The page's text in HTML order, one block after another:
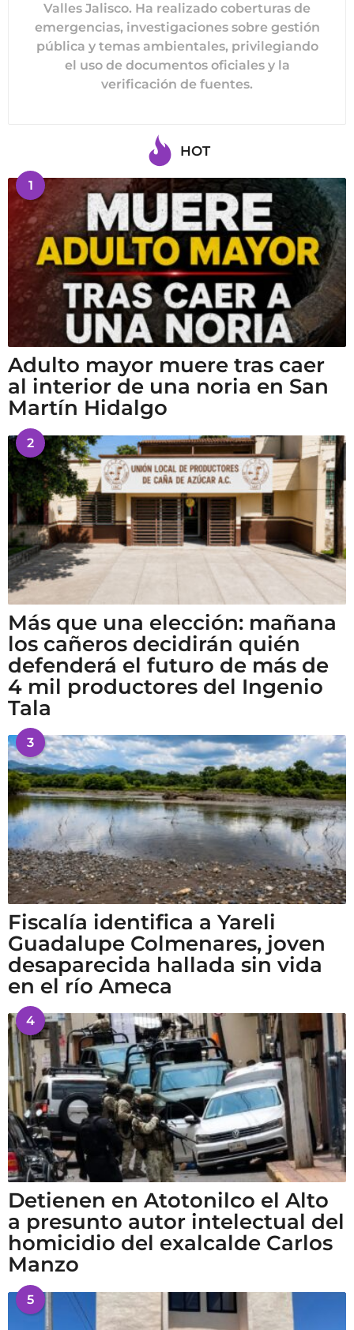
Valles Jalisco. Ha realizado coberturas de
emergencias, investigaciones sobre gestión
pública y temas ambientales, privilegiando
el uso de documentos oficiales y la
verificación de fuentes.
HOT
1
Adulto mayor muere tras caer
al interior de una noria en San
Martín Hidalgo
2
Más que una elección: mañana
los cañeros decidirán quién
defenderá el futuro de más de
4 mil productores del Ingenio
Tala
3
Fiscalía identifica a Yareli
Guadalupe Colmenares, joven
desaparecida hallada sin vida
en el río Ameca
4
Detienen en Atotonilco el Alto
a presunto autor intelectual del
homicidio del exalcalde Carlos
Manzo
5